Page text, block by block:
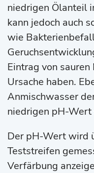
niedrigen Ölanteil
kann jedoch auch
wie
Eintrag von
Ursache haben.
Anmischwasser
niedrigen pH-Wert
Der pH-Wert wird
Teststreifen
Verfärbung